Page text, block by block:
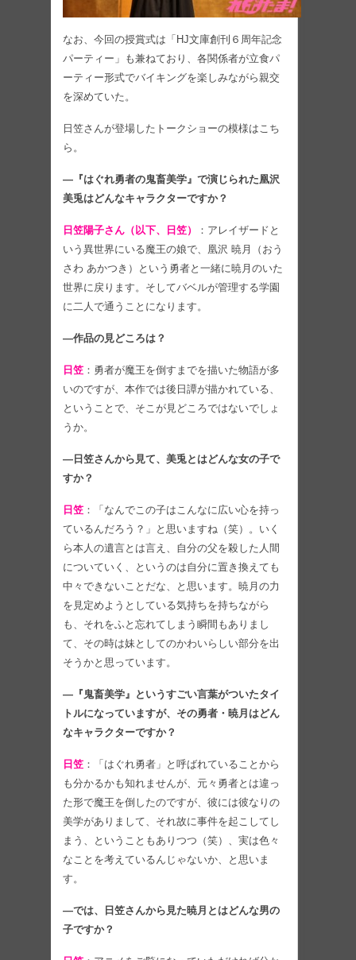
なお、今回の授賞式は「HJ文庫創刊６周年記念
パーティー」も兼ねており、各関係者が立食パ
ーティー形式でバイキングを楽しみながら親交
を深めていた。
日笠さんが登場したトークショーの模様はこち
ら。
―『はぐれ勇者の鬼畜美学』で演じられた凰沢
美兎はどんなキャラクターですか？
日笠陽子さん（以下、日笠）
：アレイザードと
いう異世界にいる魔王の娘で、凰沢 暁月（おう
さわ あかつき）という勇者と一緒に暁月のいた
世界に戻ります。そしてバベルが管理する学園
に二人で通うことになります。
―作品の見どころは？
日笠 ：勇者が魔王を倒すまでを描いた物語が多
いのですが、本作では後日譚が描かれている、
ということで、そこが見どころではないでしょ
うか。
―日笠さんから見て、美兎とはどんな女の子で
すか？
日笠 ：「なんでこの子はこんなに広い心を持っ
ているんだろう？」と思いますね（笑）。いく
ら本人の遺言とは言え、自分の父を殺した人間
についていく、というのは自分に置き換えても
中々できないことだな、と思います。暁月の力
を見定めようとしている気持ちを持ちながら
も、それをふと忘れてしまう瞬間もありまし
て、その時は妹としてのかわいらしい部分を出
そうかと思っています。
―『鬼畜美学』というすごい言葉がついたタイ
トルになっていますが、その勇者・暁月はどん
なキャラクターですか？
日笠 ：「はぐれ勇者」と呼ばれていることから
も分かるかも知れませんが、元々勇者とは違っ
た形で魔王を倒したのですが、彼には彼なりの
美学がありまして、それ故に事件を起こしてし
まう、ということもありつつ（笑）、実は色々
なことを考えているんじゃないか、と思いま
す。
―では、日笠さんから見た暁月とはどんな男の
子ですか？